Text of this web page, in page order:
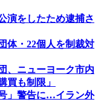
演をしたため逮捕さ
体・22個人を制裁対
、ニューヨーク市内
買も制限」
」警告に…イラン外